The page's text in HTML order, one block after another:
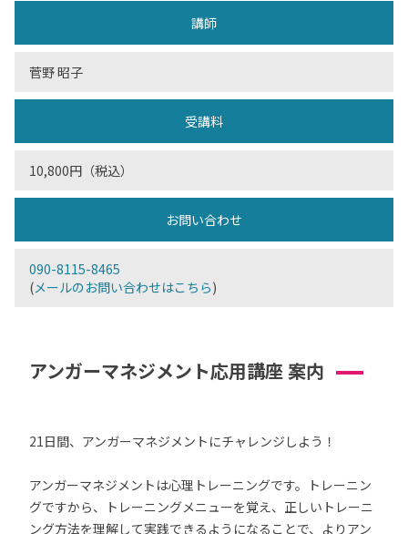
講師
菅野 昭子
受講料
10,800円（税込）
お問い合わせ
090-8115-8465
(メールのお問い合わせはこちら)
アンガーマネジメント応用講座 案内
21日間、アンガーマネジメントにチャレンジしよう！
アンガーマネジメントは心理トレーニングです。トレーニン
グですから、トレーニングメニューを覚え、正しいトレーニ
ング方法を理解して実践できるようになることで、よりアン